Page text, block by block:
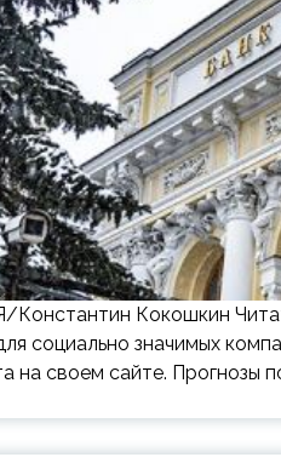
Кокошкин
социально значимых
на своем сайте. Прогнозы